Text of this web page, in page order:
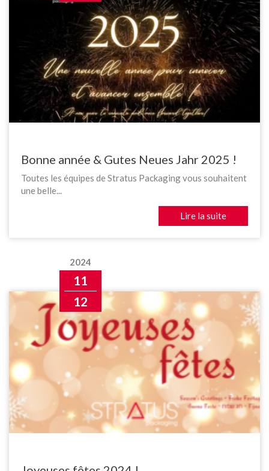
Bonne année & Gutes Neues Jahr 2025 !
Toutes les équipes de Stratus Packaging vous souhaitent
une belle...
Lire la suite
2024
11
12